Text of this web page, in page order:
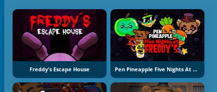
Freddy's Escape House Pen Pineapple Five Nights At Freddy's